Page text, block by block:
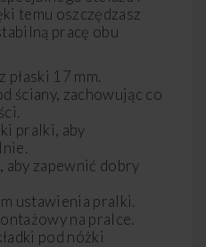
temu oszczędzasz
pracę obu
17 mm.
ściany, zachowując co
pralki, aby
aby zapewnić dobry
ustawienia pralki.
na pralce.
pod nóżki